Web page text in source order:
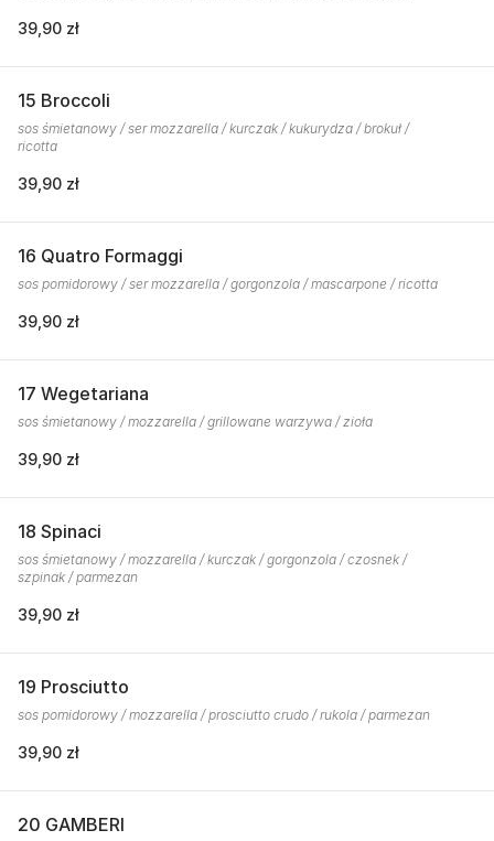
39,90 zł
15 Broccoli
sos śmietanowy / ser mozzarella / kurczak / kukurydza / brokuł /
ricotta
39,90 zł
16 Quatro Formaggi
sos pomidorowy / ser mozzarella / gorgonzola / mascarpone / ricotta
39,90 zł
17 Wegetariana
sos śmietanowy / mozzarella / grillowane warzywa / zioła
39,90 zł
18 Spinaci
sos śmietanowy / mozzarella / kurczak / gorgonzola / czosnek /
szpinak / parmezan
39,90 zł
19 Prosciutto
sos pomidorowy / mozzarella / prosciutto crudo / rukola / parmezan
39,90 zł
20 GAMBERI